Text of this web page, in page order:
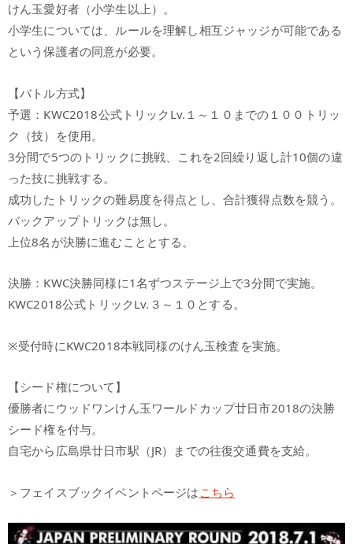
けん玉愛好者（小学生以上）。
小学生については、ルールを理解し相互ジャッジが可能である
という保護者の同意が必要。
【バトル方式】
予選：KWC2018公式トリックLv.１～１０までの１００トリッ
ク（技）を使用。
3分間で5つのトリックに挑戦、これを2回繰り返し計10個の違
った技に挑戦する。
成功したトリックの難易度を得点とし、合計獲得点数を競う。
バックアップトリックは無し。
上位8名が決勝に進むこととする。
決勝：KWC決勝同様に1名ずつステージ上で3分間で実施。
KWC2018公式トリックLv.３～１０とする。
※受付時にKWC2018本戦同様のけん玉検査を実施。
【シード権について】
優勝者にウッドワンけん玉ワールドカップ廿日市2018の決勝
シード権を付与。
自宅から広島県廿日市駅（JR）までの往復交通費を支給。
＞フェイスブックイベントページは こちら